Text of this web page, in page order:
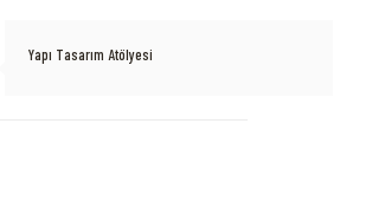
Yapı Tasarım Atölyesi